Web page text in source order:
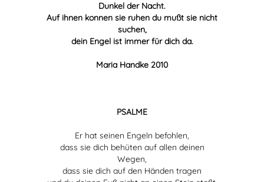
Dunkel der Nacht.
Auf ihnen konnen sie ruhen du mußt sie nicht
suchen,
dein Engel ist immer für dich da.
Maria Handke 2010
PSALME
Er hat seinen Engeln befohlen,
dass sie dich behüten auf allen deinen
Wegen,
dass sie dich auf den Händen tragen